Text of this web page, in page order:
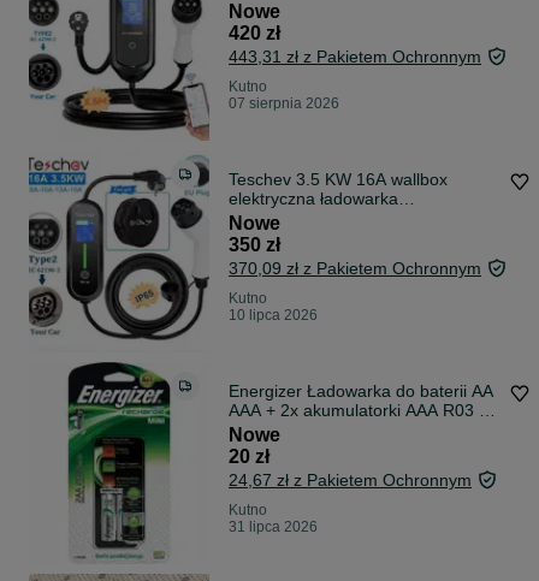
Nowe
420 zł
443,31 zł z Pakietem Ochronnym
Kutno
07 sierpnia 2026
Teschev 3.5 KW 16A wallbox
elektryczna ładowarka
samochodowa typ 2 / 3,5m IP65
Nowe
350 zł
370,09 zł z Pakietem Ochronnym
Kutno
10 lipca 2026
Energizer Ładowarka do baterii AA
AAA + 2x akumulatorki AAA R03 R6
R3
Nowe
20 zł
24,67 zł z Pakietem Ochronnym
Kutno
31 lipca 2026